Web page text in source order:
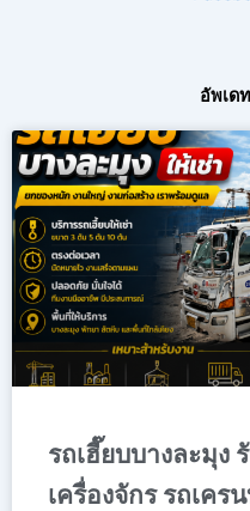
อัพเด
รถเฮี๊ยบบางละมุง
เครื่องจักร รถเคร